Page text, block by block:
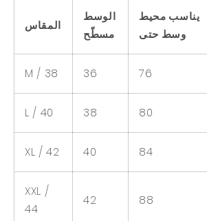
المقاس
الوسط
مسطّح
يناسب محيط
وسط حتى
M / 38 36 76
L / 40 38 80
XL / 42 40 84
XXL /
44
42 88